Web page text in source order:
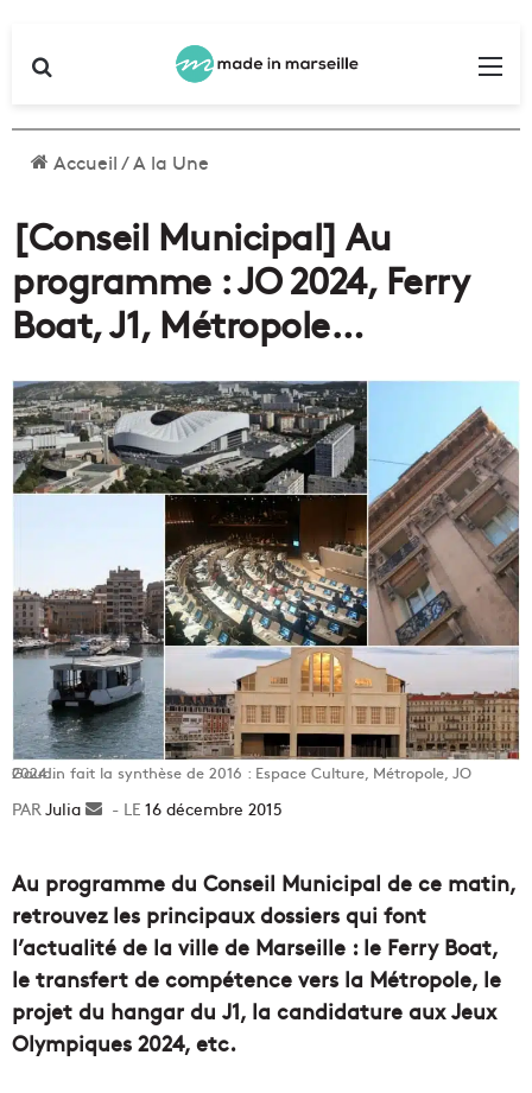
Accueil/A la Une
[Conseil Municipal] Au
programme : JO 2024, Ferry
Boat, J1, Métropole…
Gaudin fait la synthèse de 2016 : Espace Culture, Métropole, JO 2024...
Julia
Envoyer16 décembre 2015
Au programme du Conseil Municipal de ce matin,
retrouvez les principaux dossiers qui font
l’actualité de la ville de Marseille : le Ferry Boat,
le transfert de compétence vers la Métropole, le
projet du hangar du J1, la candidature aux Jeux
Olympiques 2024, etc.